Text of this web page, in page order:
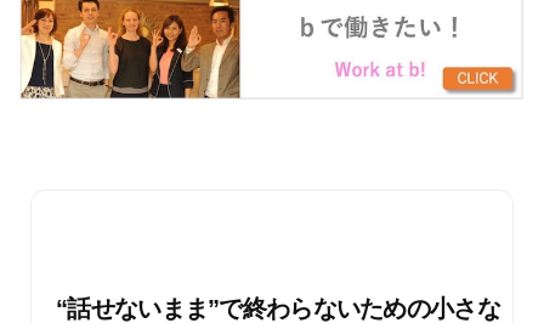
“話せないまま”で終わらないための小さな